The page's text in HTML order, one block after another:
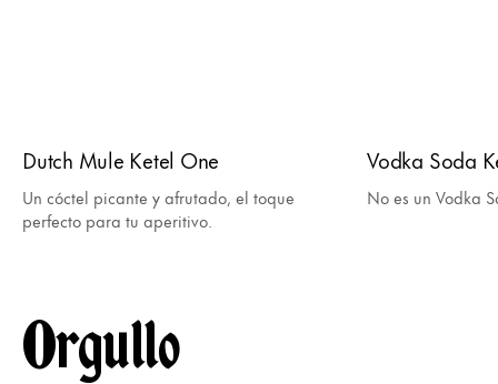
Dutch Mule Ketel One
Un cóctel picante y afrutado, el toque
perfecto para tu aperitivo.
Vodka Soda
No es un Vodka
Orgullo